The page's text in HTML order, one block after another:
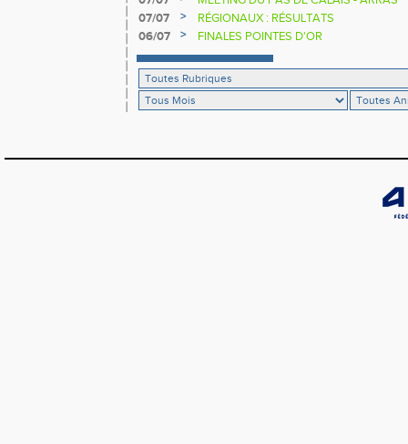
07/07
>
RÉGIONAUX : RÉSULTATS
06/07
> FINALES POINTES D'OR